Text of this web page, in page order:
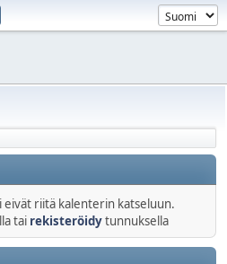
riitä kalenterin katseluun.
tai rekisteröidytunnuksella